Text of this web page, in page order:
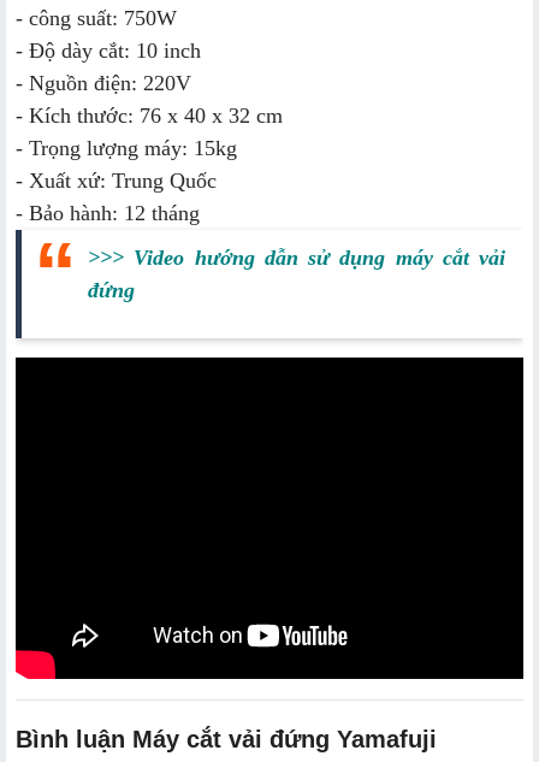
- công suất: 750W
- Độ dày cắt: 10 inch
- Nguồn điện: 220V
- Kích thước: 76 x 40 x 32 cm
- Trọng lượng máy: 15kg
- Xuất xứ: Trung Quốc
- Bảo hành: 12 tháng
>>> Video hướng dẫn sử dụng máy cắt vải
đứng
Bình luận Máy cắt vải đứng Yamafuji